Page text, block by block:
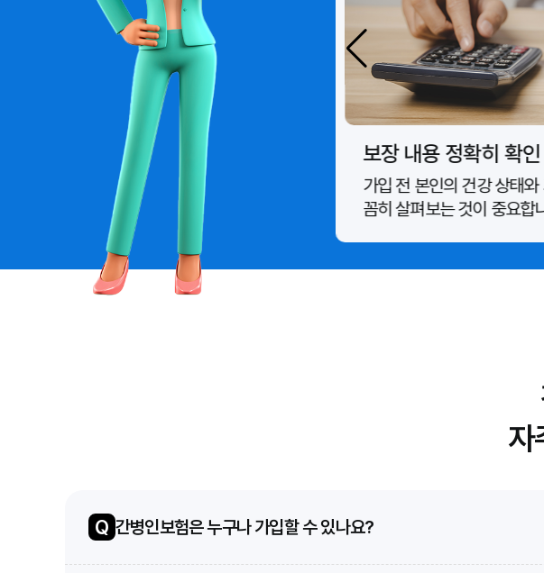
시 보장받는 경우가 많으므로, 치매나 중
설계를 고려해볼 수 있습니다.
보장 내용 정확히 확인
가입 전 본인의 건강 상태
꼼히 살펴보는 것이 중요합
자
Q 간병인보험은 누구나 가입할 수 있나요?